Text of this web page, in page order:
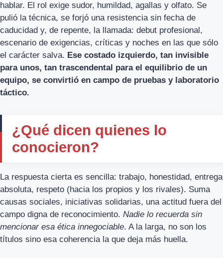
hablar. El rol exige sudor, humildad, agallas y olfato. Se
pulió la técnica, se forjó una resistencia sin fecha de
caducidad y, de repente, la llamada: debut profesional,
escenario de exigencias, críticas y noches en las que sólo
el carácter salva. Ese costado izquierdo, tan invisible
para unos, tan trascendental para el equilibrio de un
equipo, se convirtió en campo de pruebas y laboratorio
táctico.
¿Qué dicen quienes lo
conocieron?
La respuesta cierta es sencilla: trabajo, honestidad, entrega
absoluta, respeto (hacia los propios y los rivales). Suma
causas sociales, iniciativas solidarias, una actitud fuera del
campo digna de reconocimiento. Nadie lo recuerda sin
mencionar esa ética innegociable. A la larga, no son los
títulos sino esa coherencia la que deja más huella.